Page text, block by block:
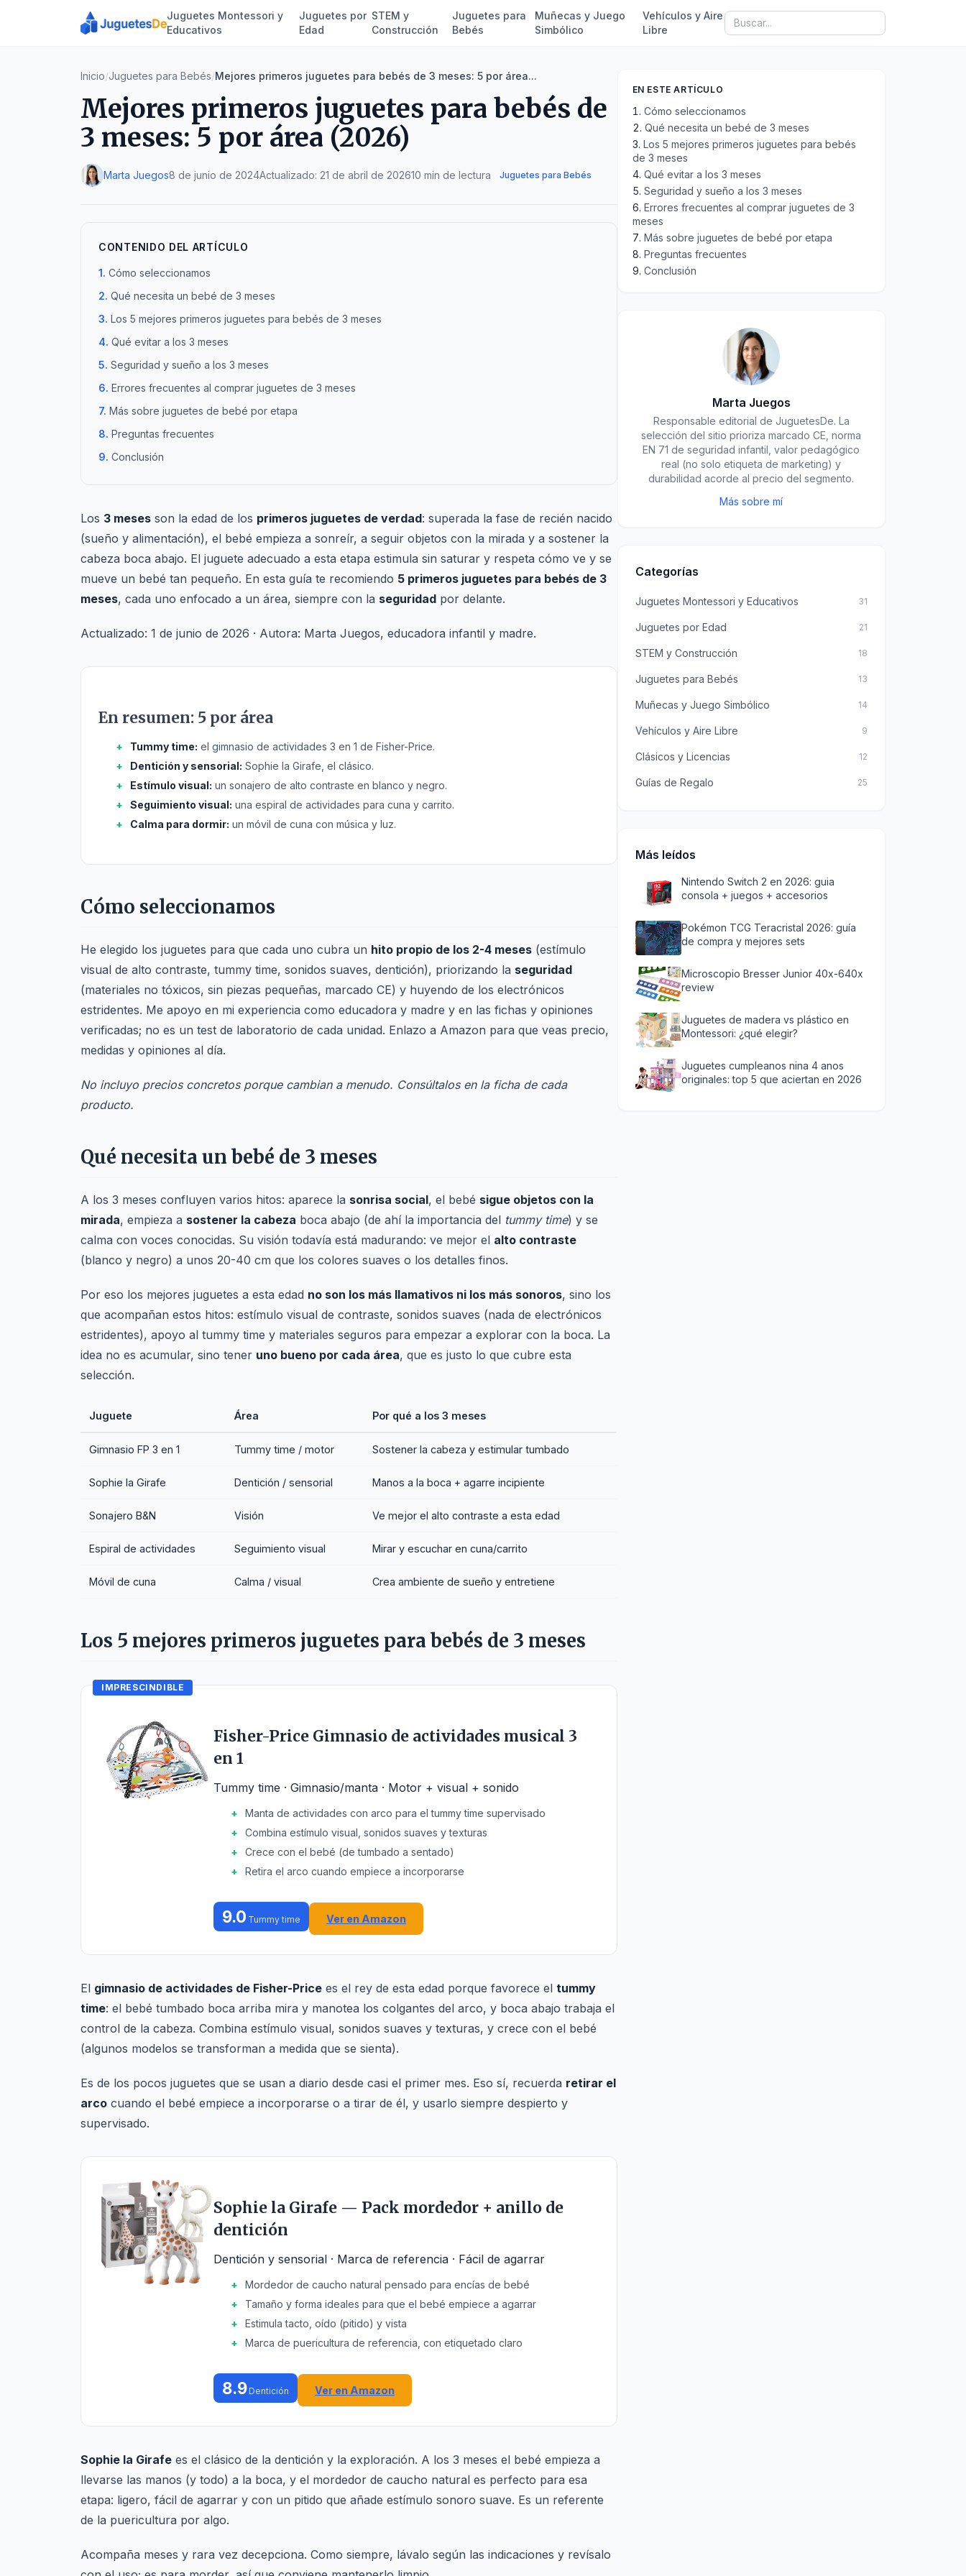
Juguetes Montessori y
Educativos
Juguetes por
Edad
STEM y
Construcción
Juguetes para
Bebés
Muñecas y Juego
Simbólico
Vehículos y Aire
Libre
Inicio/Juguetes para Bebés/Mejores primeros juguetes para bebés de 3 meses: 5 por área...
Mejores primeros juguetes para bebés de
3 meses: 5 por área (2026)
Marta Juegos8 de junio de 2024Actualizado: 21 de abril de 202610 min de lectura Juguetes para Bebés
CONTENIDO DEL ARTÍCULO
Cómo seleccionamos
Qué necesita un bebé de 3 meses
Los 5 mejores primeros juguetes para bebés de 3 meses
Qué evitar a los 3 meses
Seguridad y sueño a los 3 meses
Errores frecuentes al comprar juguetes de 3 meses
Más sobre juguetes de bebé por etapa
Preguntas frecuentes
Conclusión
Los 3 meses son la edad de los primeros juguetes de verdad: superada la fase de recién nacido
(sueño y alimentación), el bebé empieza a sonreír, a seguir objetos con la mirada y a sostener la
cabeza boca abajo. El juguete adecuado a esta etapa estimula sin saturar y respeta cómo ve y se
mueve un bebé tan pequeño. En esta guía te recomiendo 5 primeros juguetes para bebés de 3
meses, cada uno enfocado a un área, siempre con la seguridad por delante.
Actualizado: 1 de junio de 2026 · Autora: Marta Juegos, educadora infantil y madre.
En resumen: 5 por área
Tummy time: el gimnasio de actividades 3 en 1 de Fisher-Price.
Dentición y sensorial: Sophie la Girafe, el clásico.
Estímulo visual: un sonajero de alto contraste en blanco y negro.
Seguimiento visual: una espiral de actividades para cuna y carrito.
Calma para dormir: un móvil de cuna con música y luz.
Cómo seleccionamos
He elegido los juguetes para que cada uno cubra un hito propio de los 2-4 meses (estímulo
visual de alto contraste, tummy time, sonidos suaves, dentición), priorizando la seguridad
(materiales no tóxicos, sin piezas pequeñas, marcado CE) y huyendo de los electrónicos
estridentes. Me apoyo en mi experiencia como educadora y madre y en las fichas y opiniones
verificadas; no es un test de laboratorio de cada unidad. Enlazo a Amazon para que veas precio,
medidas y opiniones al día.
No incluyo precios concretos porque cambian a menudo. Consúltalos en la ficha de cada
producto.
Qué necesita un bebé de 3 meses
A los 3 meses confluyen varios hitos: aparece la sonrisa social, el bebé sigue objetos con la
mirada, empieza a sostener la cabeza boca abajo (de ahí la importancia del tummy time) y se
calma con voces conocidas. Su visión todavía está madurando: ve mejor el alto contraste
(blanco y negro) a unos 20-40 cm que los colores suaves o los detalles finos.
Por eso los mejores juguetes a esta edad no son los más llamativos ni los más sonoros, sino los
que acompañan estos hitos: estímulo visual de contraste, sonidos suaves (nada de electrónicos
estridentes), apoyo al tummy time y materiales seguros para empezar a explorar con la boca. La
idea no es acumular, sino tener uno bueno por cada área, que es justo lo que cubre esta
selección.
Juguete Área Por qué a los 3 meses
Gimnasio FP 3 en 1 Tummy time / motor Sostener la cabeza y estimular tumbado
Sophie la Girafe Dentición / sensorial Manos a la boca + agarre incipiente
Sonajero B&N Visión Ve mejor el alto contraste a esta edad
Espiral de actividades Seguimiento visual Mirar y escuchar en cuna/carrito
Móvil de cuna Calma / visual Crea ambiente de sueño y entretiene
Los 5 mejores primeros juguetes para bebés de 3 meses
IMPRESCINDIBLE
Fisher-Price Gimnasio de actividades musical 3
en 1
Tummy time · Gimnasio/manta · Motor + visual + sonido
Manta de actividades con arco para el tummy time supervisado
Combina estímulo visual, sonidos suaves y texturas
Crece con el bebé (de tumbado a sentado)
Retira el arco cuando empiece a incorporarse
9.0 Tummy time Ver en Amazon
El gimnasio de actividades de Fisher-Price es el rey de esta edad porque favorece el tummy
time: el bebé tumbado boca arriba mira y manotea los colgantes del arco, y boca abajo trabaja el
control de la cabeza. Combina estímulo visual, sonidos suaves y texturas, y crece con el bebé
(algunos modelos se transforman a medida que se sienta).
Es de los pocos juguetes que se usan a diario desde casi el primer mes. Eso sí, recuerda retirar el
arco cuando el bebé empiece a incorporarse o a tirar de él, y usarlo siempre despierto y
supervisado.
Sophie la Girafe — Pack mordedor + anillo de
dentición
Dentición y sensorial · Marca de referencia · Fácil de agarrar
Mordedor de caucho natural pensado para encías de bebé
Tamaño y forma ideales para que el bebé empiece a agarrar
Estimula tacto, oído (pitido) y vista
Marca de puericultura de referencia, con etiquetado claro
8.9 Dentición Ver en Amazon
Sophie la Girafe es el clásico de la dentición y la exploración. A los 3 meses el bebé empieza a
llevarse las manos (y todo) a la boca, y el mordedor de caucho natural es perfecto para esa
etapa: ligero, fácil de agarrar y con un pitido que añade estímulo sonoro suave. Es un referente
de la puericultura por algo.
Acompaña meses y rara vez decepciona. Como siempre, lávalo según las indicaciones y revísalo
EN ESTE ARTÍCULO
Cómo seleccionamos
Qué necesita un bebé de 3 meses
Los 5 mejores primeros juguetes para bebés
de 3 meses
Qué evitar a los 3 meses
Seguridad y sueño a los 3 meses
Errores frecuentes al comprar juguetes de 3
meses
Más sobre juguetes de bebé por etapa
Preguntas frecuentes
Conclusión
Marta Juegos
Responsable editorial de JuguetesDe. La
selección del sitio prioriza marcado CE, norma
EN 71 de seguridad infantil, valor pedagógico
real (no solo etiqueta de marketing) y
durabilidad acorde al precio del segmento.
Más sobre mí
Categorías
Juguetes Montessori y Educativos 31
Juguetes por Edad 21
STEM y Construcción 18
Juguetes para Bebés 13
Muñecas y Juego Simbólico 14
Vehículos y Aire Libre 9
Clásicos y Licencias 12
Guías de Regalo 25
Más leídos
Nintendo Switch 2 en 2026: guia
consola + juegos + accesorios
Pokémon TCG Teracristal 2026: guía
de compra y mejores sets
Microscopio Bresser Junior 40x-640x
review
Juguetes de madera vs plástico en
Montessori: ¿qué elegir?
Juguetes cumpleanos nina 4 anos
originales: top 5 que aciertan en 2026